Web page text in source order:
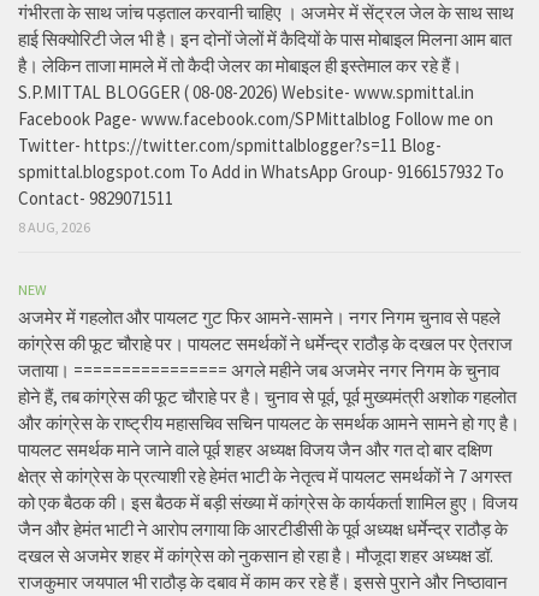
गंभीरता के साथ जांच पड़ताल करवानी चाहिए । अजमेर में सेंट्रल जेल के साथ साथ
हाई सिक्योरिटी जेल भी है। इन दोनों जेलों में कैदियों के पास मोबाइल मिलना आम बात
है। लेकिन ताजा मामले में तो कैदी जेलर का मोबाइल ही इस्तेमाल कर रहे हैं।
S.P.MITTAL BLOGGER ( 08-08-2026) Website- www.spmittal.in
Facebook Page- www.facebook.com/SPMittalblog Follow me on
Twitter- https://twitter.com/spmittalblogger?s=11 Blog-
spmittal.blogspot.com To Add in WhatsApp Group- 9166157932 To
Contact- 9829071511
8 AUG, 2026
NEW
अजमेर में गहलोत और पायलट गुट फिर आमने-सामने। नगर निगम चुनाव से पहले
कांग्रेस की फूट चौराहे पर। पायलट समर्थकों ने धर्मेन्द्र राठौड़ के दखल पर ऐतराज
जताया। ================ अगले महीने जब अजमेर नगर निगम के चुनाव
होने हैं, तब कांग्रेस की फूट चौराहे पर है। चुनाव से पूर्व, पूर्व मुख्यमंत्री अशोक गहलोत
और कांग्रेस के राष्ट्रीय महासचिव सचिन पायलट के समर्थक आमने सामने हो गए है।
पायलट समर्थक माने जाने वाले पूर्व शहर अध्यक्ष विजय जैन और गत दो बार दक्षिण
क्षेत्र से कांग्रेस के प्रत्याशी रहे हेमंत भाटी के नेतृत्व में पायलट समर्थकों ने 7 अगस्त
को एक बैठक की। इस बैठक में बड़ी संख्या में कांग्रेस के कार्यकर्ता शामिल हुए। विजय
जैन और हेमंत भाटी ने आरोप लगाया कि आरटीडीसी के पूर्व अध्यक्ष धर्मेन्द्र राठौड़ के
दखल से अजमेर शहर में कांग्रेस को नुकसान हो रहा है। मौजूदा शहर अध्यक्ष डॉ.
राजकुमार जयपाल भी राठौड़ के दबाव में काम कर रहे हैं। इससे पुराने और निष्ठावान